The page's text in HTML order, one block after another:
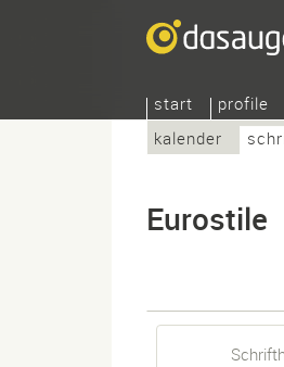
start profile
kalender
Eurostile